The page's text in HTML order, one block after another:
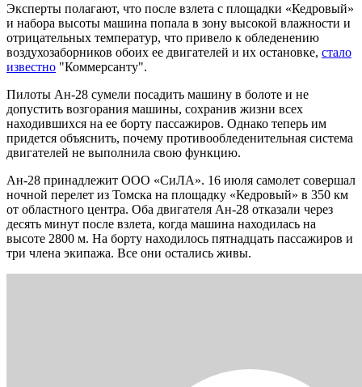
Эксперты полагают, что после взлета с площадки «Кедровый»
и набора высоты машина попала в зону высокой влажности и
отрицательных температур, что привело к обледенению
воздухозаборников обоих ее двигателей и их остановке, стало
известно "Коммерсанту".
Пилоты Ан-28 сумели посадить машину в болоте и не
допустить возгорания машины, сохранив жизни всех
находившихся на ее борту пассажиров. Однако теперь им
придется объяснить, почему противообледенительная система
двигателей не выполнила свою функцию.
Ан-28 принадлежит ООО «СиЛА». 16 июля самолет совершал
ночной перелет из Томска на площадку «Кедровый» в 350 км
от областного центра. Оба двигателя Ан-28 отказали через
десять минут после взлета, когда машина находилась на
высоте 2800 м. На борту находилось пятнадцать пассажиров и
три члена экипажа. Все они остались живы.